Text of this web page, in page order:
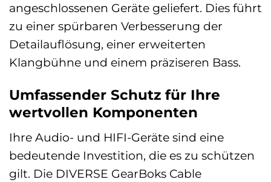
angeschlossenen Geräte geliefert. Dies führt
zu einer spürbaren Verbesserung der
Detailauflösung, einer erweiterten
Klangbühne und einem präziseren Bass.
Umfassender Schutz für Ihre
wertvollen Komponenten
Ihre Audio- und HIFI-Geräte sind eine
bedeutende Investition, die es zu schützen
gilt. Die DIVERSE GearBoks Cable